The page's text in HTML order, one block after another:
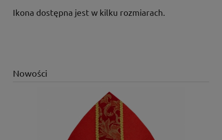
Ikona dostępna jest w kilku rozmiarach.
Nowości